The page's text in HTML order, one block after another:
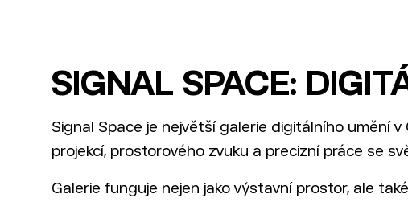
SIGNAL SPACE:
Signal Space je největší galerie digitálního umění
projekcí, prostorového zvuku a precizní práce se
Galerie funguje nejen jako výstavní prostor, ale